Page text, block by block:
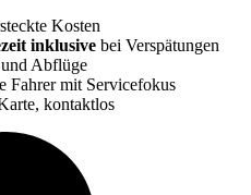
Kosten
inklusive bei Verspätungen
Abflüge
Fahrer mit Servicefokus
kontaktlos